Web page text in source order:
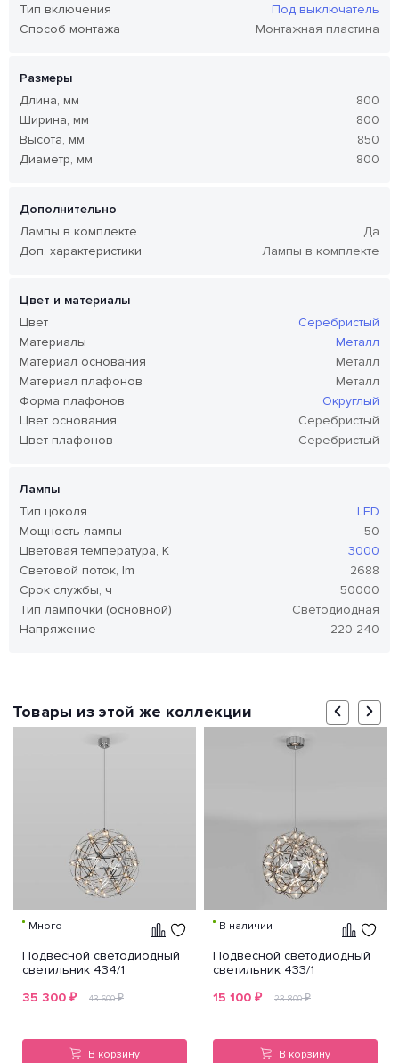
Тип включения
Под выключатель
Способ монтажа
Монтажная пластина
Размеры
Длина, мм
800
Ширина, мм
800
Высота, мм
850
Диаметр, мм
800
Дополнительно
Лампы в комплекте
Да
Доп. характеристики
Лампы в комплекте
Цвет и материалы
Цвет
Серебристый
Материалы
Металл
Материал основания
Металл
Материал плафонов
Металл
Форма плафонов
Округлый
Цвет основания
Серебристый
Цвет плафонов
Серебристый
Лампы
Тип цоколя
LED
Мощность лампы
50
Цветовая температура, K
3000
Световой поток, lm
2688
Срок службы, ч
50000
Тип лампочки (основной)
Светодиодная
Напряжение
220-240
Товары из этой же коллекции
Много
Подвесной светодиодный
светильник 434/1
35 300 ₽ 43 600₽
В корзину
В наличии
Подвесной светодиодный
светильник 433/1
15 100 ₽ 23 800₽
В корзину